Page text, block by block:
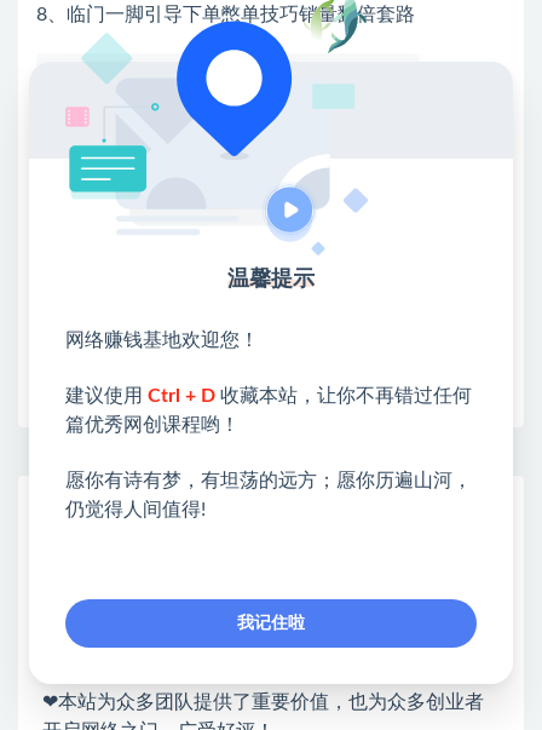
8、临门一脚引导下单憋单技巧销量翻倍套路
💖课程资料【免费】领取教程💖
①：点击右上角【 】三个点
②：选择【在浏览器打开】
③：点击右上方【登录】领取
限时活动：注册新用户赠送VIP
网赚基地简介
类&副业类，资源丰富 物超所值。
❤能助您：找项目 + 低成本创业 + 减少信息差 + 见识
❤本站为众多团队提供了重要价值，也为众多创业者
温馨提示
网络赚钱基地欢迎您！
建议使用 Ctrl + D 收藏本站，让你不再错过任何
篇优秀网创课程哟！
愿你有诗有梦，有坦荡的远方；愿你历遍山河，
仍觉得人间值得!
我记住啦